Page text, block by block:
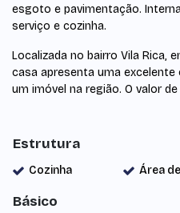
esgoto e pavimentação.
serviço e cozinha.
Localizada no bairro Vila Rica,
casa apresenta uma
um imóvel na região. O valor
Estrutura
Cozinha Área
Básico